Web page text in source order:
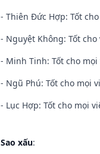
- Thiên Đức Hợp: Tốt
- Nguyệt Không: Tốt
- Minh Tinh: Tốt cho
- Ngũ Phú: Tốt cho mọi
- Lục Hợp: Tốt cho mọi
Sao xấu: